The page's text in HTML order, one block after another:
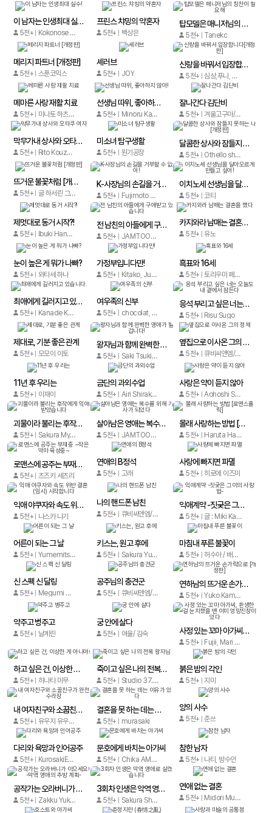
이 남자는 인생최대 실수!
5천+ Kokonose Shiki
프린스 챠밍의 약혼자
5천+ 백상은
탑모델은 매니저님의 칭찬이 필요해
5천+ Taneko
메리지 파트너 [개정판]
5천+ 스푼코믹스
셰러브
5천+ JOY
신랑을 바꿔서 입장합니다[개정판]
5천+ 심상,푸니, 메타툰
메마른 사랑 재활 치료
5천+ 미나토 하츠하루
선생님 따위, 좋아하지 않아!
5천+ Minoru Katsura
잘나간다 김단비
5천+ 겨울고구마/하산아리
막무가내 상사와 오타쿠 여자
5천+ Rito Kouzuki
미소녀 탐구생활
5천+ 원기공장
달콤한 상사와 잠들지 못하는 나 [개정판]
5천+ Othello shimajima
뜨거운 불꽃처럼 [개정판]
5천+ 글 하서린 그림 권열희
K-사장님의 손길을 거부할 수 없어!
5천+ Fujimoto Bakery
이치노세 선생님을 달아오르게 만들고 싶어!
5천+ 코타
제멋대로 동거 시작?!
5천+ Ibuki Haneda/Amemichi Sunagawa
전 남친의 아들에게 구애받고 있습니다
5천+ JAMTOON /Toriya (토리야)
카지와라 남매는 결혼을 했다
5천+ 유노
눈이 높은 게 뭐가 나빠?
5천+ 와타세 하나
가정부입니다만!
5천+ Kitako, Jun Natsuba
흑표와 16세
5천+ 토리우미 페도로
최애에게 길러지고 있습니다.
5천+ Kanade Kotozato
여우족의 신부
5천+ chocolat, Theta Usahara, JAMTOON
응석 부리고 싶은 너는 오늘도 내 곁에서 잠든다
5천+ Risu Sugo
제대로, 기분 좋은 관계
5천+ 모모이 이토
왕자님과 함께 완벽한 영애가 될 겁니다!
5천+ Saki Tsukigami, Chie Shimada, Yukio Kumoya
옆집으로 이사온 그의 정체
5천+ 큐비씨앤엠/Shuqi
11년 후 우리는
5천+ 이재이
금단의 과외수업
5천+ Airi Shirakawa, Meguru Hinomoto
사랑은 약이 듣지 않아
5천+ Aohoshi Sana
괴물이라 불리는 후작에게 익애받았습니다
5천+ Sakura Myu, Moka
살아남은 영애는 복수를 위해 기사가 되었다
5천+ JAMTOON / Nagi Natsusaka
몰래 사랑하는 방법 [로맨스홀릭]
5천+ Haruta Hana
로맨스에 공주는 부재중 ~작은악마 육성중~
5천+ 츠즈키 세츠리
연애의 B정석
5천+ 고래
사랑에 빠지면 파멸
5천+ 히로에 이즈미
익애 야쿠자와 속도 위반 결혼(임시) 시작합니다
5천+ 나스카 나기
나의 핸드폰 남친
5천+ 큐비씨앤엠/Xiaomingtaiji
익애계약 -짓궂은 그이의 사랑법-
5천+ 글 : Miki Kawano (카와노 미키) / 그림 : rera
어른이 되는 그 날
5천+ Yumemitsuki
키스는, 원고 후에
5천+ Sakura Yukimori
마침내 푸른 불꽃이
5천+ 허수아 / 배로빈
신 스펙 신 달링
5천+ Megumi Hazuki
공주님의 충견군
5천+ 큐비씨앤엠/Xiaomingtaiji
연하남의 뜨거운 손가락으로 [개정판]
5천+ Yuko Kamoto
약주고 병주고
5천+ 날계란
궁 안에 살다
5천+ 여울/ 김숙 사정 있는 꼬마 아가씨, 환생한 걸 눈치챘을 땐 이미 엉망진창이었다
5천+ Fujii, Mari Manishi, Kaoru Harugano
하고 싶은 건, 이상한 게 아니야!
5천+ 히나타 미무
죽이고 싶은 나의 전복 왕자님
5천+ Studio 37.5& 노이정
붉은 밤의 각인
5천+ 지미
내 여자친구와 소꿉친구가 완전 수라장
5천+ 유우지 유우지/나나스케
결혼을 못 하는 데는 이유가 있다
5천+ murasaki
양의 사수
5천+ 준쓰
다리와 욕망과 인어공주
5천+ KurosakiEeyo, necoaka, inoueOna
문호에게 바치는 아가씨
5천+ Chika AMAMIYA
참한 남자
5천+ 나티, 방수인
공작가는 오라버니가 이으세요! -악역 영애의 추방 계획-
5천+ Zakku Yukito, Yae Kokonoe
3회차 인생은 악역 영애로 살겠습니다
5천+ Sakura Shiba / Yuta Tomonari
연애 없는 결혼
5천+ Midori Murasaki